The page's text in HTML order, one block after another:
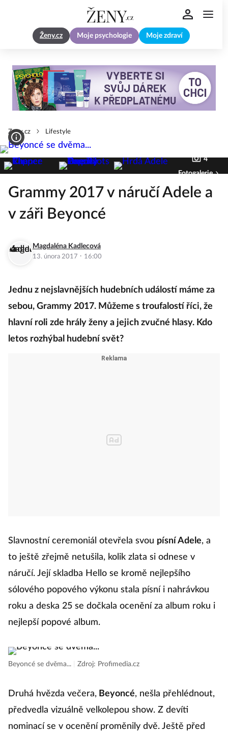
Ženy.cz Moje psychologie Moje zdraví
Zeny.cz Lifestyle
4
Fotogalerie
Grammy 2017 v náručí Adele a
v záři Beyoncé
Magdaléna Kadlecová
13. února 2017 · 16:00
Jednu z nejslavnějších hudebních událostí máme za
sebou, Grammy 2017. Můžeme s troufalostí říci, že
hlavní roli zde hrály ženy a jejich zvučné hlasy. Kdo
letos rozhýbal hudební svět?
Slavnostní ceremoniál otevřela svou písní Adele, a
to ještě zřejmě netušila, kolik zlata si odnese v
náručí. Její skladba Hello se kromě nejlepšího
sólového popového výkonu stala písní i nahrávkou
roku a deska 25 se dočkala ocenění za album roku i
nejlepší popové album.
Beyoncé se dvěma... Zdroj: Profimedia.cz
Druhá hvězda večera, Beyoncé, nešla přehlédnout,
předvedla vizuálně velkolepou show. Z devíti
nominací se v ocenění proměnily dvě. Ještě před